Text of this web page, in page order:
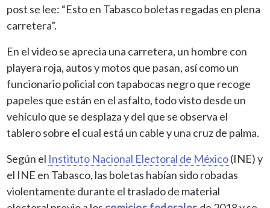
post se lee: “Esto en Tabasco boletas regadas en plena
carretera”.
En el video se aprecia una carretera, un hombre con
playera roja, autos y motos que pasan, así como un
funcionario policial con tapabocas negro que recoge
papeles que están en el asfalto, todo visto desde un
vehículo que se desplaza y del que se observa el
tablero sobre el cual está un cable y una cruz de palma.
Según el Instituto Nacional Electoral de México(INE) y
el INE en Tabasco, las boletas habían sido robadas
violentamente durante el traslado de material